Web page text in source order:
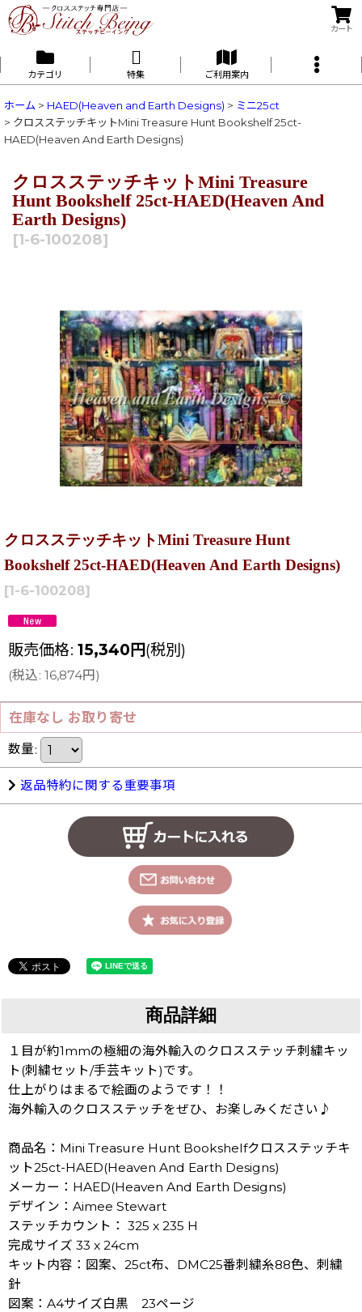
カート
カテゴリ 特集 ご利用案内
ホーム > HAED(Heaven and Earth Designs) > ミニ25ct
> クロスステッチキットMini Treasure Hunt Bookshelf 25ct-
HAED(Heaven And Earth Designs)
クロスステッチキットMini Treasure
Hunt Bookshelf 25ct-HAED(Heaven And
Earth Designs)
[1-6-100208]
クロスステッチキットMini Treasure Hunt
Bookshelf 25ct-HAED(Heaven And Earth Designs)
[1-6-100208]
販売価格: 15,340 円(税別)
(税込: 16,874円 )
在庫なし お取り寄せ
数量:
返品特約に関する重要事項
商品詳細
１目が約1mmの極細の海外輸入のクロスステッチ刺繍キッ
ト(刺繍セット/手芸キット)です。
仕上がりはまるで絵画のようです！！
海外輸入のクロスステッチをぜひ、お楽しみください♪
商品名：Mini Treasure Hunt Bookshelfクロスステッチキ
ット25ct-HAED(Heaven And Earth Designs)
メーカー：HAED(Heaven And Earth Designs)
デザイン：Aimee Stewart
ステッチカウント： 325 x 235 H
完成サイズ 33 x 24cm
キット内容：図案、25ct布、DMC25番刺繍糸88色、刺繍
針
図案：A4サイズ白黒 23ページ